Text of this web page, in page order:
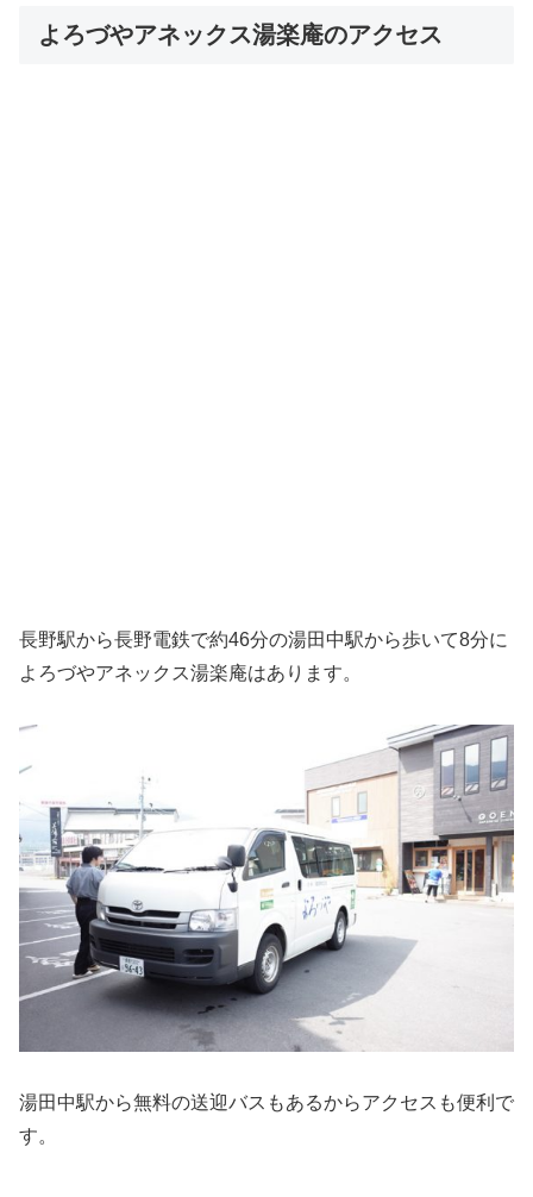
よろづやアネックス湯楽庵のアクセス
長野駅から長野電鉄で約46分の湯田中駅から歩いて8分に
よろづやアネックス湯楽庵はあります。
湯田中駅から無料の送迎バスもあるからアクセスも便利で
す。